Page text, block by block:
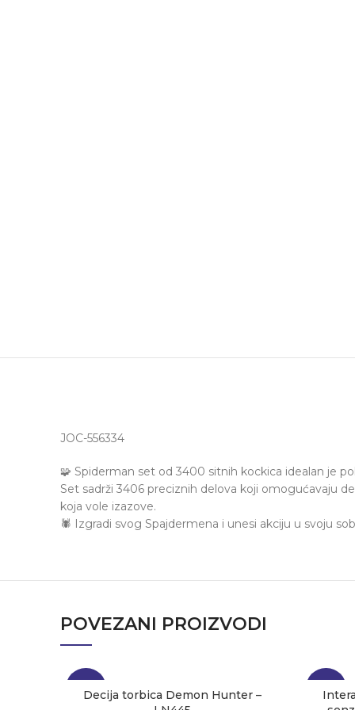
JOC-556334
🧩 Spiderman set od 3400 sitnih kockica idealan je
Set sadrži 3406 preciznih delova koji omogućavaju
koja vole izazove.
🕷️ Izgradi svog Spajdermena i unesi akciju u svoju
POVEZANI PROIZVODI
-27%
Decija torbica Demon Hunter –
-23%